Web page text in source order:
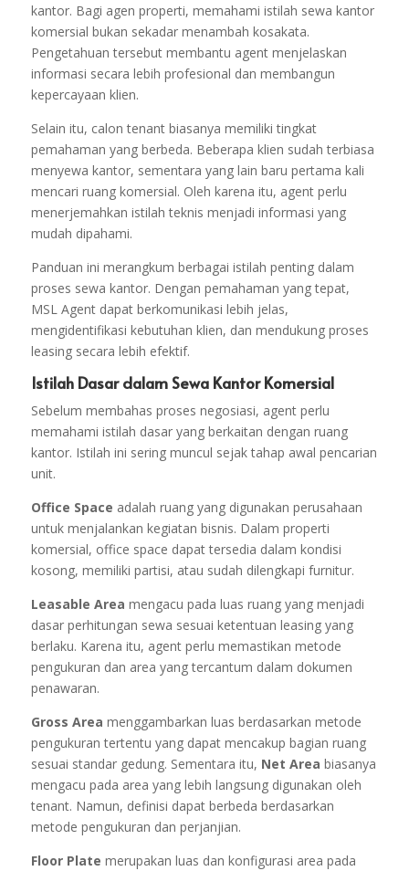
kantor. Bagi agen properti, memahami istilah sewa kantor
komersial bukan sekadar menambah kosakata.
Pengetahuan tersebut membantu agent menjelaskan
informasi secara lebih profesional dan membangun
kepercayaan klien.
Selain itu, calon tenant biasanya memiliki tingkat
pemahaman yang berbeda. Beberapa klien sudah terbiasa
menyewa kantor, sementara yang lain baru pertama kali
mencari ruang komersial. Oleh karena itu, agent perlu
menerjemahkan istilah teknis menjadi informasi yang
mudah dipahami.
Panduan ini merangkum berbagai istilah penting dalam
proses sewa kantor. Dengan pemahaman yang tepat,
MSL Agent dapat berkomunikasi lebih jelas,
mengidentifikasi kebutuhan klien, dan mendukung proses
leasing secara lebih efektif.
Istilah Dasar dalam Sewa Kantor Komersial
Sebelum membahas proses negosiasi, agent perlu
memahami istilah dasar yang berkaitan dengan ruang
kantor. Istilah ini sering muncul sejak tahap awal pencarian
unit.
Office Space adalah ruang yang digunakan perusahaan
untuk menjalankan kegiatan bisnis. Dalam properti
komersial, office space dapat tersedia dalam kondisi
kosong, memiliki partisi, atau sudah dilengkapi furnitur.
Leasable Area mengacu pada luas ruang yang menjadi
dasar perhitungan sewa sesuai ketentuan leasing yang
berlaku. Karena itu, agent perlu memastikan metode
pengukuran dan area yang tercantum dalam dokumen
penawaran.
Gross Area menggambarkan luas berdasarkan metode
pengukuran tertentu yang dapat mencakup bagian ruang
sesuai standar gedung. Sementara itu, Net Area biasanya
mengacu pada area yang lebih langsung digunakan oleh
tenant. Namun, definisi dapat berbeda berdasarkan
metode pengukuran dan perjanjian.
Floor Plate merupakan luas dan konfigurasi area pada